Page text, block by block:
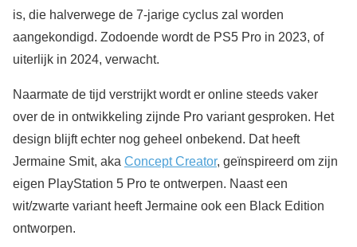
is, die halverwege de 7-jarige cyclus zal worden
aangekondigd. Zodoende wordt de PS5 Pro in 2023, of
uiterlijk in 2024, verwacht.
Naarmate de tijd verstrijkt wordt er online steeds vaker
over de in ontwikkeling zijnde Pro variant gesproken. Het
design blijft echter nog geheel onbekend. Dat heeft
Jermaine Smit, aka Concept Creator, geïnspireerd om zijn
eigen PlayStation 5 Pro te ontwerpen. Naast een
wit/zwarte variant heeft Jermaine ook een Black Edition
ontworpen.